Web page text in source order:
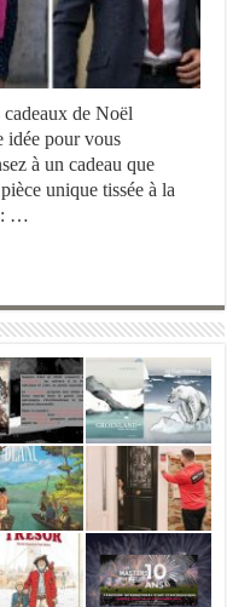
de Noël
idée pour vous
à un cadeau que
unique tissée à la
: …